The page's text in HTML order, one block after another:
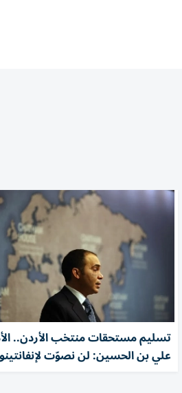
تسليم مستحقات منتخب الأردن..
علي بن الحسين: لن نصوّت لإنفانتينو